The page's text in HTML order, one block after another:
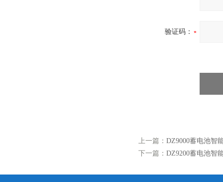
验证码：
上一篇： DZ9000蓄电池智
下一篇： DZ9200蓄电池智